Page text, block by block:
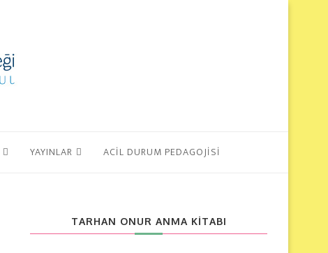
YAYINLAR ACİL DURUM PEDAGOJİSİ
TARHAN ONUR ANMA KITABI